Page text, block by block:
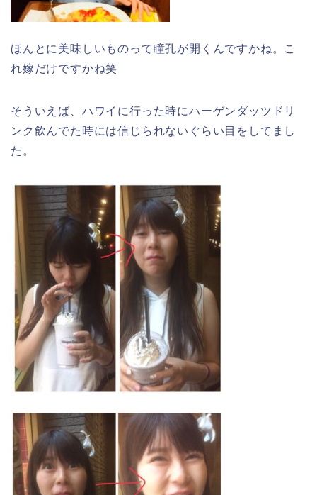
ほんとに美味しいものって瞳孔が開くんですかね。こ
れ嫁だけですかね笑
そういえば、ハワイに行った時にハーゲンダッツドリ
ンク飲んでた時には信じられないぐらい目をしてまし
た。